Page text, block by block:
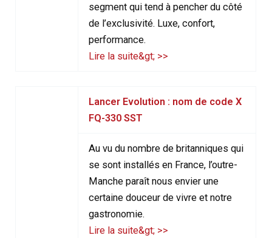
segment qui tend à pencher du côté
de l’exclusivité. Luxe, confort,
performance.
Lire la suite&gt; >>
Lancer Evolution : nom de code X
FQ-330 SST
Au vu du nombre de britanniques qui
se sont installés en France, l’outre-
Manche paraît nous envier une
certaine douceur de vivre et notre
gastronomie.
Lire la suite&gt; >>